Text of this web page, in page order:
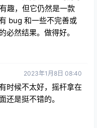
2023年7月15日 08:21
款了，因为觉得它当时
一次购买时有了很大的
我没有失望。它已经取
的热衷于为游戏添加更
。我真的很喜欢它的防
是世界排名第一的防守